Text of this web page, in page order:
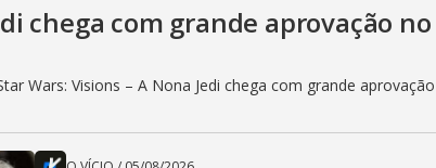
chega com grande aprovação no
Wars: Visions – A Nona Jedi chega com grande aprovação